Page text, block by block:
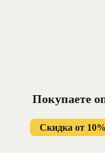
Покупаете
Скидка от